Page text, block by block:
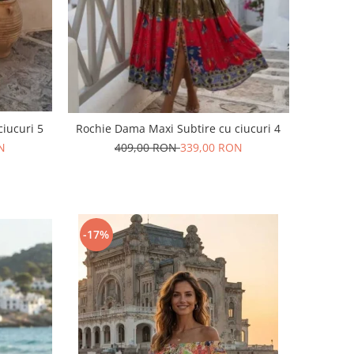
5
Rochie Dama Maxi Subtire cu ciucuri 4
409,00 RON339,00 RON
-17%